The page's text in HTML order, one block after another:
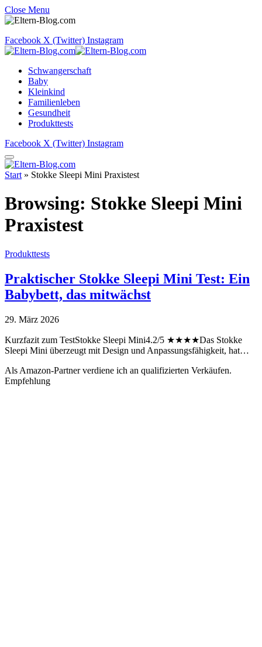
Close Menu
Facebook X (Twitter) Instagram
Schwangerschaft
Baby
Kleinkind
Familienleben
Gesundheit
Produkttests
Facebook X (Twitter) Instagram
Start » Stokke Sleepi Mini Praxistest
Browsing: Stokke Sleepi Mini
Praxistest
Produkttests
Praktischer Stokke Sleepi Mini Test: Ein
Babybett, das mitwächst
29. März 2026
Kurzfazit zum TestStokke Sleepi Mini4.2/5 ★★★★Das Stokke
Sleepi Mini überzeugt mit Design und Anpassungsfähigkeit, hat…
Als Amazon-Partner verdiene ich an qualifizierten Verkäufen.
Empfehlung